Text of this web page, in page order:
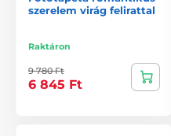
szerelem virág felirattal
Raktáron
9 780 Ft
6 845 Ft